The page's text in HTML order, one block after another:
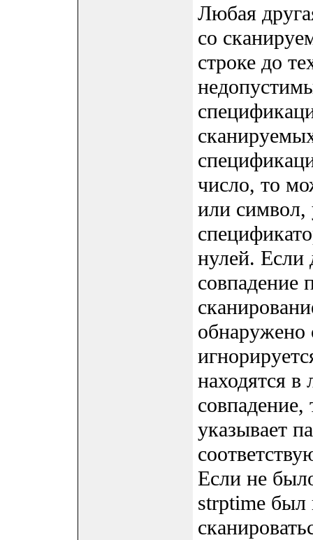
Любая
со
строке до
число, то
или символ,
нулей. Если
совпадение
обнаружено
находятся
совпадение,
указывает
Если не
strptime был